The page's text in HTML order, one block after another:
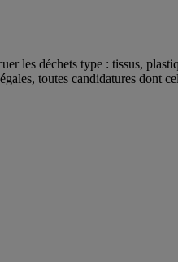
les déchets type : tissus,
toutes candidatures dont